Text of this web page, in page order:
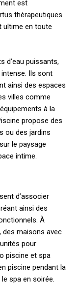
est
thérapeutiques
en toute
d’eau puissants,
Ils sont
ainsi des espaces
villes comme
à la
propose des
ou des jardins
le paysage
intime.
d’associer
ainsi des
À
des maisons avec
pour
piscine et spa
piscine pendant la
spa en soirée.